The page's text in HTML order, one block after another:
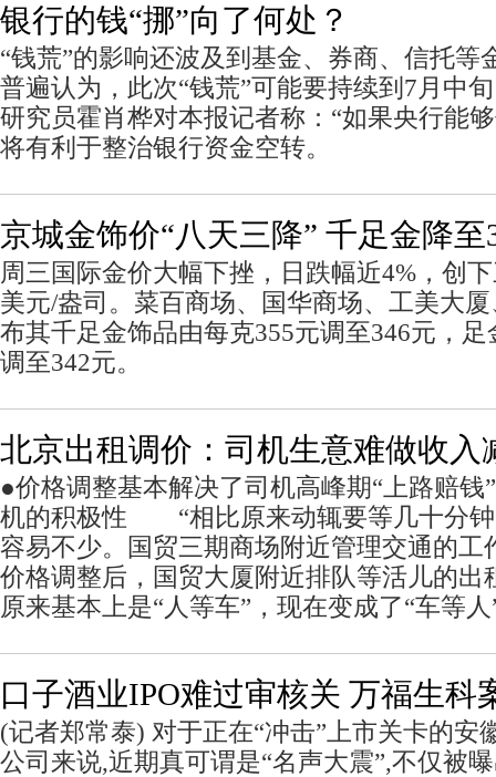
银行的钱“挪”向了何处？
“钱荒”的影响还波及到基金、券商、信托等
普遍认为，此次“钱荒”可能要持续到7月中
研究员霍肖桦对本报记者称：“如果央行能
将有利于整治银行资金空转。
京城金饰价“八天三降” 千足金降至
周三国际金价大幅下挫，日跌幅近4%，创
美元/盎司。菜百商场、国华商场、工美大
布其千足金饰品由每克355元调至346元，
调至342元。
北京出租调价：司机生意难做收入
●价格调整基本解决了司机高峰期“上路赔钱
机的积极性 “相比原来动辄要等几十分钟
容易不少。国贸三期商场附近管理交通的工
价格调整后，国贸大厦附近排队等活儿的出
原来基本上是“人等车”，现在变成了“车等人
口子酒业IPO难过审核关 万福生科
(记者郑常泰) 对于正在“冲击”上市关卡的安
公司来说,近期真可谓是“名声大震”,不仅被